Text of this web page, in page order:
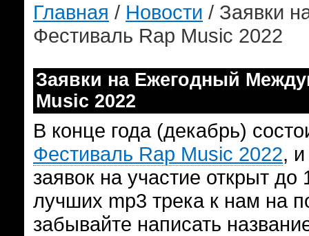
Главная / Новости / Заявки
Фестиваль Rap Music 2022
Заявки на Ежегодный
Music 2022
В конце года (декабрь)
Фестиваль Rap Music 2022,
заявок на участие открыт
лучших mp3 трека к нам на
забывайте написать